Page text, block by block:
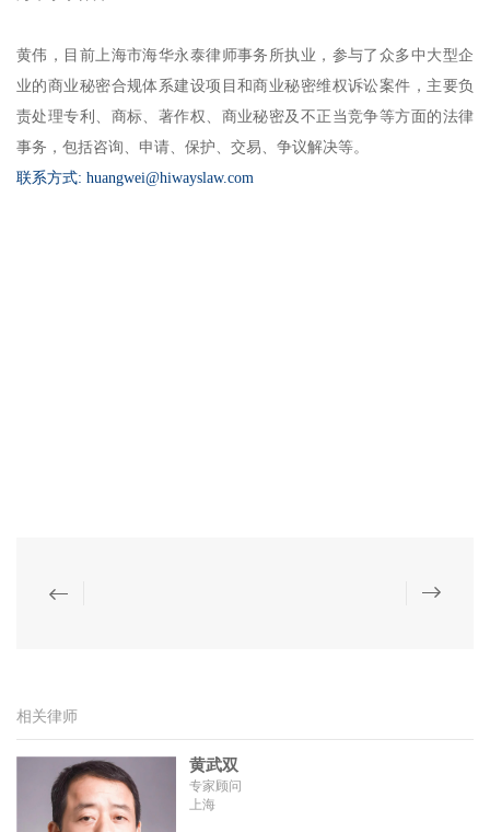
黄伟，目前上海市海华永泰律师事务所执业，参与了众多中大型企
业的商业秘密合规体系建设项目和商业秘密维权诉讼案件，主要负
责处理专利、商标、著作权、商业秘密及不正当竞争等方面的法律
事务，包括咨询、申请、保护、交易、争议解决等。
联系方式: huangwei@hiwayslaw.com
相关律师
黄武双
专家顾问
上海